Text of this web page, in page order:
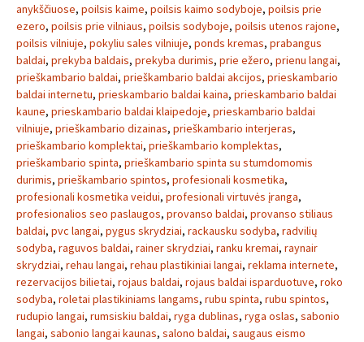
anykščiuose, poilsis kaime, poilsis kaimo sodyboje, poilsis prie
ezero, poilsis prie vilniaus, poilsis sodyboje, poilsis utenos rajone,
poilsis vilniuje, pokyliu sales vilniuje, ponds kremas, prabangus
baldai, prekyba baldais, prekyba durimis, prie ežero, prienu langai,
prieškambario baldai, prieškambario baldai akcijos, prieskambario
baldai internetu, prieskambario baldai kaina, prieskambario baldai
kaune, prieskambario baldai klaipedoje, prieskambario baldai
vilniuje, prieškambario dizainas, prieškambario interjeras,
prieškambario komplektai, prieškambario komplektas,
prieškambario spinta, prieškambario spinta su stumdomomis
durimis, prieškambario spintos, profesionali kosmetika,
profesionali kosmetika veidui, profesionali virtuvės įranga,
profesionalios seo paslaugos, provanso baldai, provanso stiliaus
baldai, pvc langai, pygus skrydziai, rackausku sodyba, radvilių
sodyba, raguvos baldai, rainer skrydziai, ranku kremai, raynair
skrydziai, rehau langai, rehau plastikiniai langai, reklama internete,
rezervacijos bilietai, rojaus baldai, rojaus baldai isparduotuve, roko
sodyba, roletai plastikiniams langams, rubu spinta, rubu spintos,
rudupio langai, rumsiskiu baldai, ryga dublinas, ryga oslas, sabonio
langai, sabonio langai kaunas, salono baldai, saugaus eismo